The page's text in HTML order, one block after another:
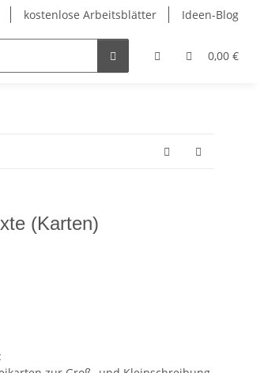
kostenlose Arbeitsblätter Ideen-Blog
0,00 €
Religion
(Karten)